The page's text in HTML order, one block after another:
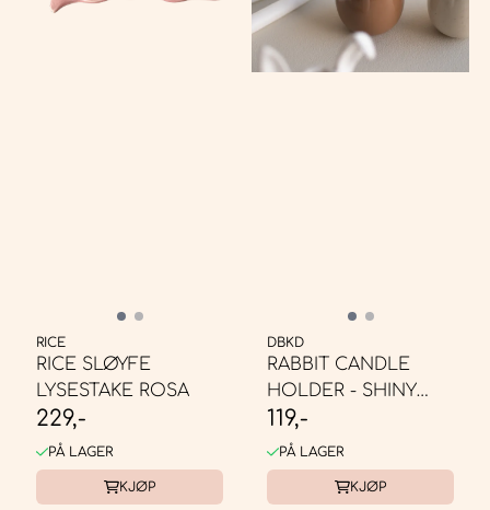
RICE
RICE SLØYFE
LYSESTAKE ROSA
229,-
PÅ LAGER
KJØP
DBKD
RABBIT CANDLE
HOLDER - SHINY
NOUGAT
119,-
PÅ LAGER
KJØP